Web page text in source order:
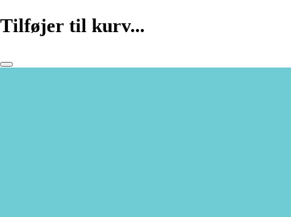
Tilføjer til kurv...